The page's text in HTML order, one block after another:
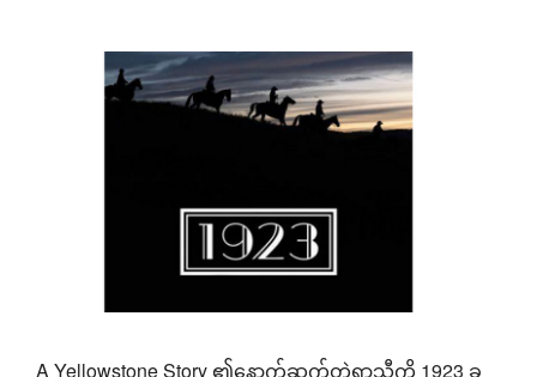
A Yellowstone Story ၏နောက်ဆက်တွဲရာသီကို 1923 ခု